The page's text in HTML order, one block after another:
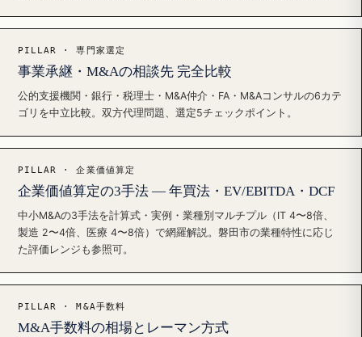
PILLAR · 専門家選定
事業承継・M&Aの相談先 完全比較
公的支援機関・銀行・税理士・M&A仲介・FA・M&Aコンサルの6カテ
ゴリを中立比較。双方代理問題、選定5チェックポイント。
PILLAR · 企業価値算定
企業価値算定の3手法 — 年買法・EV/EBITDA・DCF
中小M&Aの3手法を計算式・実例・業種別マルチプル（IT 4〜8倍、
製造 2〜4倍、医療 4〜8倍）で網羅解説。磐田市の業種特性に応じ
た評価レンジも参照可。
PILLAR · M&A手数料
M&A手数料の相場とレーマン方式